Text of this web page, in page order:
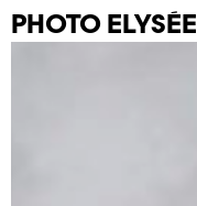
PHOTO ELYSÉE